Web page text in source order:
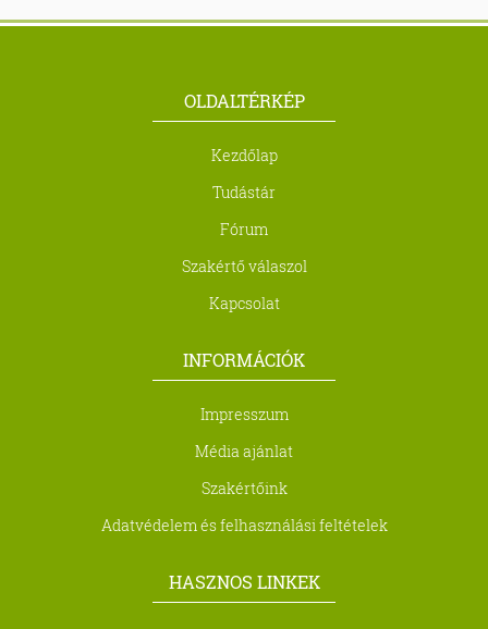
OLDALTÉRKÉP
Kezdőlap
Tudástár
Fórum
Szakértő válaszol
Kapcsolat
INFORMÁCIÓK
Impresszum
Média ajánlat
Szakértőink
Adatvédelem és felhasználási feltételek
HASZNOS LINKEK